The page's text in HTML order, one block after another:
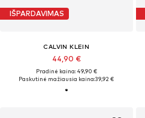
IŠPARDAVIMAS
CALVIN KLEIN
44,90 €
Pradinė kaina: 49,90 €
Paskutinė mažiausia kaina:39,92 €